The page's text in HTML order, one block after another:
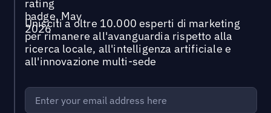
Unisciti a oltre 10.000 esperti di marketing
per rimanere all'avanguardia rispetto alla
ricerca locale, all'intelligenza artificiale e
all'innovazione multi-sede